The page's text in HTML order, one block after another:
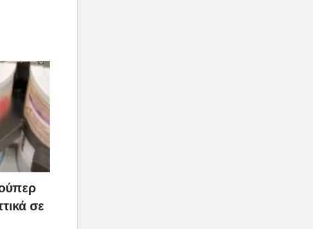
σε